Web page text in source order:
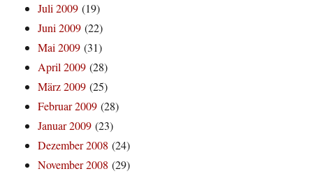
Juli 2009 (19)
Juni 2009 (22)
Mai 2009 (31)
April 2009 (28)
März 2009 (25)
Februar 2009 (28)
Januar 2009 (23)
Dezember 2008 (24)
November 2008 (29)